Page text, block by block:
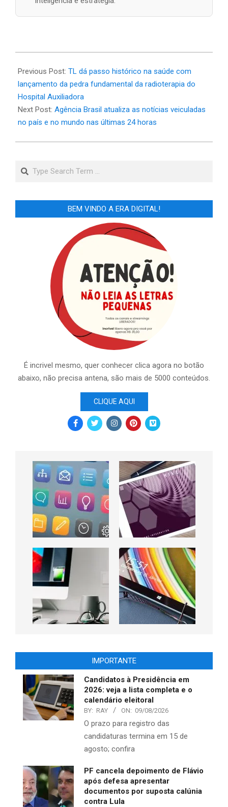
06-
22
Previous Post: TL dá passo histórico na saúde com
lançamento da pedra fundamental da radioterapia do
Hospital Auxiliadora
Next Post: Agência Brasil atualiza as notícias veiculadas
no país e no mundo nas últimas 24 horas
Search
BEM VINDO A ERA DIGITAL!
É incrivel mesmo, quer conhecer clica agora no botão
abaixo, não precisa antena, são mais de 5000 conteúdos.
CLIQUE AQUI
IMPORTANTE
Candidatos à Presidência em
2026: veja a lista completa e o
calendário eleitoral
BY: RAY ON: 09/08/2026
O prazo para registro das
candidaturas termina em 15 de
agosto; confira
PF cancela depoimento de Flávio
após defesa apresentar
documentos por suposta calúnia
contra Lula